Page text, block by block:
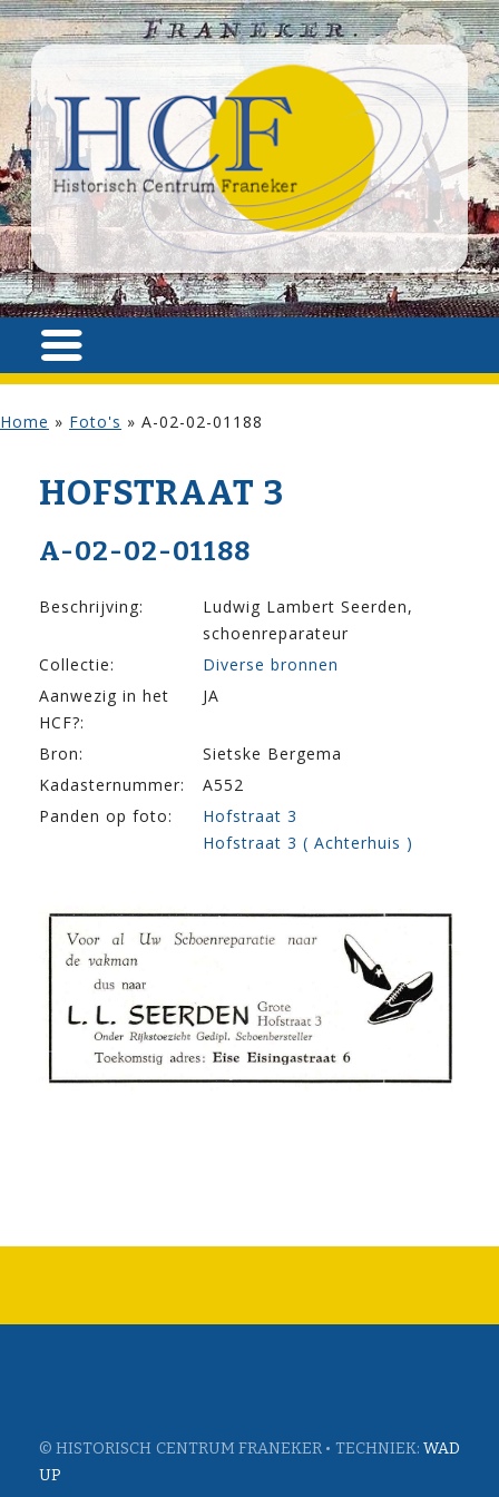
Home » Foto's » A-02-02-01188
HOF­STRAAT 3
A-02-02-01188
Beschrijving:
Ludwig Lambert Seerden,
schoenreparateur
Collectie:
Diverse bronnen
Aanwezig in het
HCF?:
JA
Bron:
Sietske Bergema
Kadasternummer:
A552
Panden op foto:
Hofstraat 3
Hofstraat 3 ( Achterhuis )
© HISTORISCH CENTRUM FRANEKER • TECHNIEK: WAD
UP